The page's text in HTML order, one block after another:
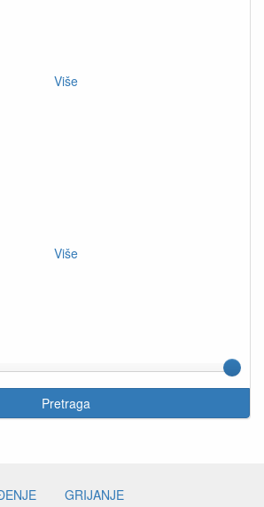
Više
Više
Pretraga
GRIJANJE